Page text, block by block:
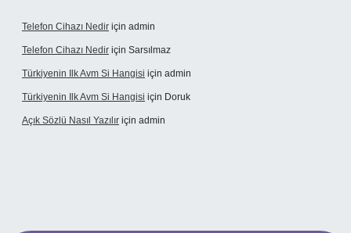
Telefon Cihazı Nedir için admin
Telefon Cihazı Nedir için Sarsılmaz
Türkiyenin Ilk Avm Si Hangisi için admin
Türkiyenin Ilk Avm Si Hangisi için Doruk
Açık Sözlü Nasıl Yazılır için admin